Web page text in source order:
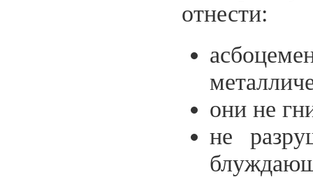
отнести:
они не
не